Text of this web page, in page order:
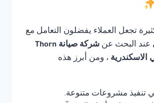
تجعل العملاء يفضلون التعامل مع
عند البحث عن
شركة صيانة Thorn
، ومن أبرز هذه
تنفيذ مشروعات متنوعة.